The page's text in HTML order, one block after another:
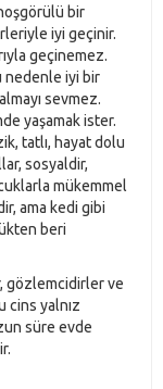
bir
iyi geçinir.
geçinemez.
nedenle iyi bir
sevmez.
yaşamak ister.
tatlı, hayat dolu
sosyaldir,
mükemmel
ama kedi gibi
beri
gözlemcidirler ve
cins yalnız
süre evde